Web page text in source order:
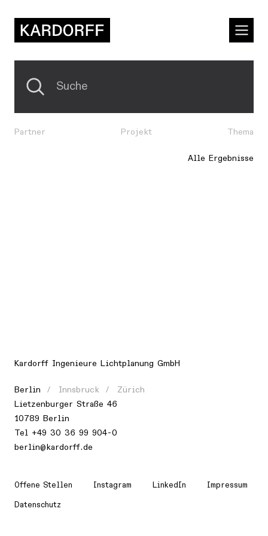
Partner Projekt Thema
Alle Ergebnisse
Kardorff Ingenieure Lichtplanung GmbH
Berlin Innsbruck
Zürich
Lietzenburger Straße 46
10789 Berlin
Tel +49 30 36 99 904-0
berlin@kardorff.de
Offene Stellen Instagram LinkedIn
Impressum
Datenschutz